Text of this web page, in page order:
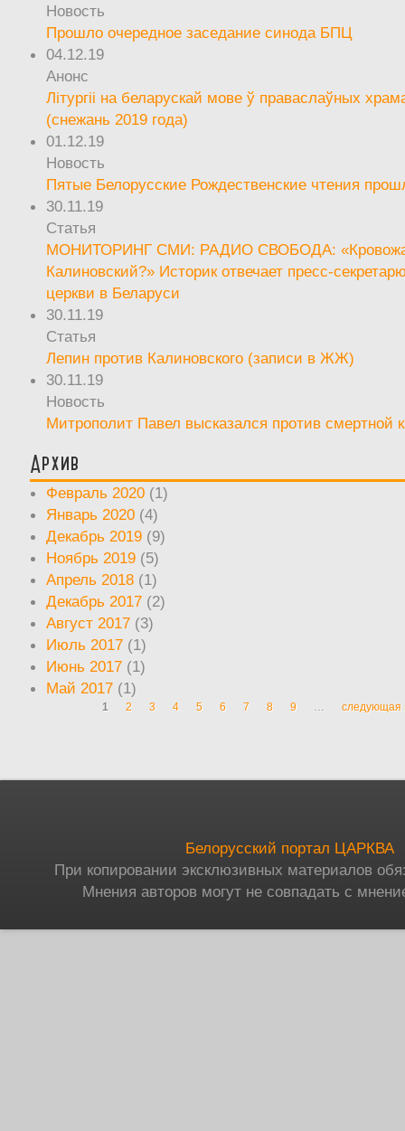
Новость
Прошло очередное заседание синода БПЦ
04.12.19
Анонс
Літургіі на беларускай мове ў праваслаўных
(снежань 2019 года)
01.12.19
Новость
Пятые Белорусские Рождественские чтения
30.11.19
Статья
МОНИТОРИНГ СМИ: РАДИО СВОБОДА:
Калиновский?» Историк отвечает пресс-
церкви в Беларуси
30.11.19
Статья
Лепин против Калиновского (записи в ЖЖ)
30.11.19
Новость
Митрополит Павел высказался против смертной
Архив
Февраль 2020 (1)
Январь 2020 (4)
Декабрь 2019 (9)
Ноябрь 2019 (5)
Апрель 2018 (1)
Декабрь 2017 (2)
Август 2017 (3)
Июль 2017 (1)
Июнь 2017 (1)
Май 2017 (1)
Страницы
1 2 3 4 5 6 7 8 9 … следующая
Белорусский портал ЦАРКВА
При копировании эксклюзивных материалов
Мнения авторов могут не совпадать с